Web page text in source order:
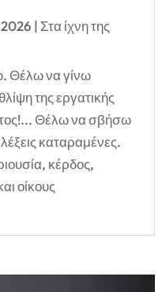
2026 | Στα ίχνη της
Θέλω να γίνω
της εργατικής
Θέλω να σβήσω
καταραμένες.
κέρδος,
οίκους